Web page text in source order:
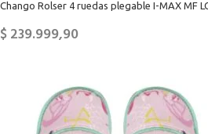
Chango Rolser 4 ruedas plegable I-MAX MF
$239.999,90